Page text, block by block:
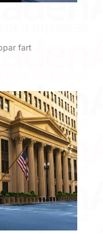
fart